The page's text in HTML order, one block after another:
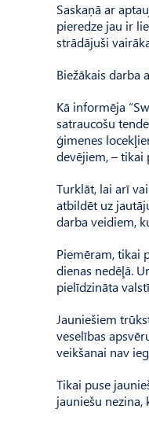
Saskaņā ar
pieredze jau ir
strādājuši
Biežākais darba
Kā informēja
satraucošu
ģimenes
devējiem, – tikai
Turklāt, lai arī
atbildēt uz
darba veidiem,
Piemēram, tikai
dienas nedēļā.
pielīdzināta
Jauniešiem
veselības
veikšanai nav
Tikai puse
jauniešu